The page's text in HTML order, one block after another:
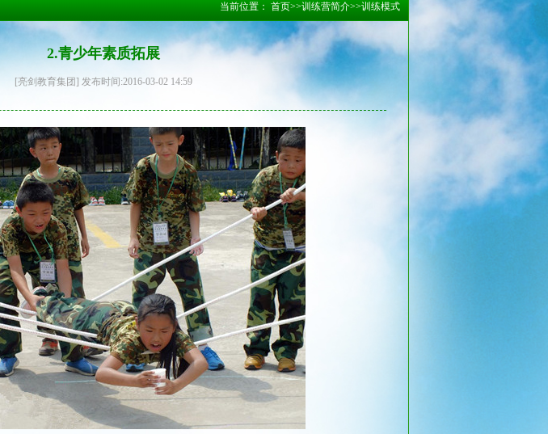
当前位置： 首页>>训练营简介>>训练模式
2.青少年素质拓展
[亮剑教育集团] 发布时间:2016-03-02 14:59